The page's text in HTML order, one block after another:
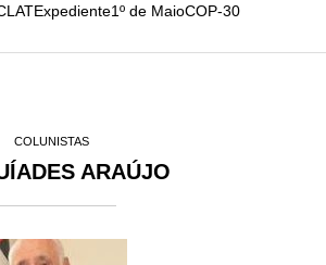
Expediente1º de MaioCOP-30
COLUNISTAS
ARAÚJO